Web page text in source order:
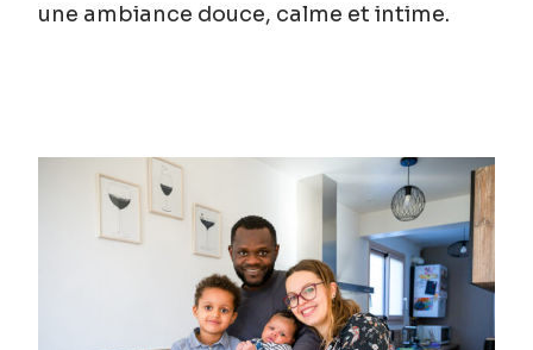
une ambiance douce, calme et intime.